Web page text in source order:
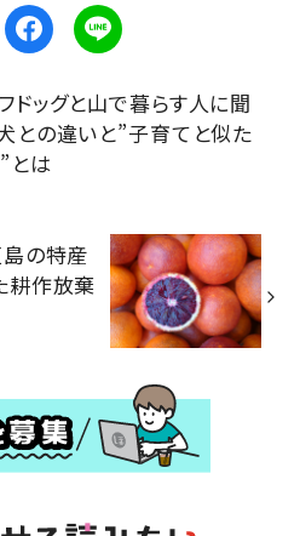
ドッグと山で暮らす人に聞
との違いと”子育てと似た
とは
島の特産
耕作放棄